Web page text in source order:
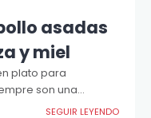
asadas
y miel
plato para
son una
SEGUIR LEYENDO